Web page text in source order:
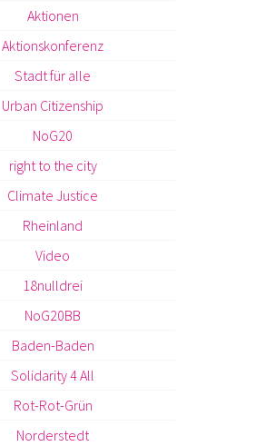
Aktionen
Aktionskonferenz
Stadt für alle
Urban Citizenship
NoG20
right to the city
Climate Justice
Rheinland
Video
18nulldrei
NoG20BB
Baden-Baden
Solidarity 4 All
Rot-Rot-Grün
Norderstedt